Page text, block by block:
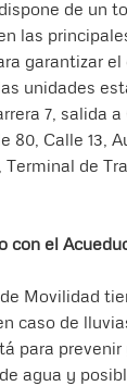
de un
las
garantizar
unidades
7, salida a
80, Calle 13,
Terminal de
con el
Movilidad
caso de
para
agua y